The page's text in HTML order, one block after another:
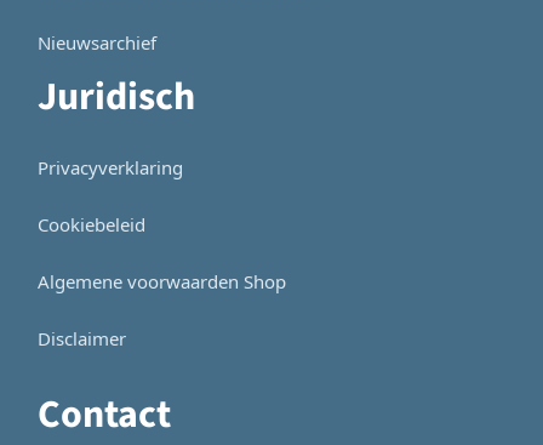
Nieuwsarchief
Juridisch
Privacyverklaring
Cookiebeleid
Algemene voorwaarden Shop
Disclaimer
Contact